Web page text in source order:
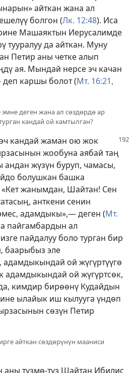
айткан жана ал
болгон (Лк. 12:48). Иса
Машаяктын Иерусалимде
тууралуу да айткан. Муну
Петир аны четке алып
ая. Мындай нерсе эч качан
каршы болот (Мт. 16:21,
деген жана ал сөздөрдө ар
кандай ой камтылган?
кандай жаман ою жок
жообуна аябай таң
андан жүзүн буруп, чамасы,
болушкан башка
жанымдан, Шайтан! Сен
анткени сенин
адамдыкы»,— деген (Мт.
пайгамбардын ал
пайдалуу боло турган бир
баарыбыз эле
ой жүгүртүүгө
адамдыкындай ой жүгүртсөк,
кимдир бирөөнү Кудайдын
ылайык иш кылууга үндөп
сөзүн Петир
айткан сөздөрүнүн мааниси
түзмө-түз Шайтан Ибилис